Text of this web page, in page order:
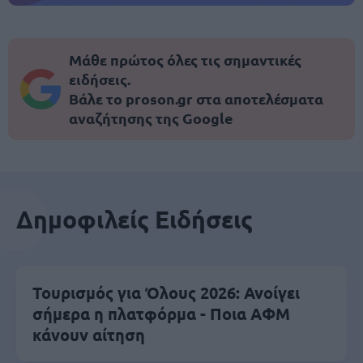
Μάθε πρώτος όλες τις σημαντικές
ειδήσεις.
Βάλε το proson.gr στα αποτελέσματα
αναζήτησης της Google
Δημοφιλείς Ειδήσεις
Τουρισμός για Όλους 2026: Ανοίγει
σήμερα η πλατφόρμα - Ποια ΑΦΜ
κάνουν αίτηση